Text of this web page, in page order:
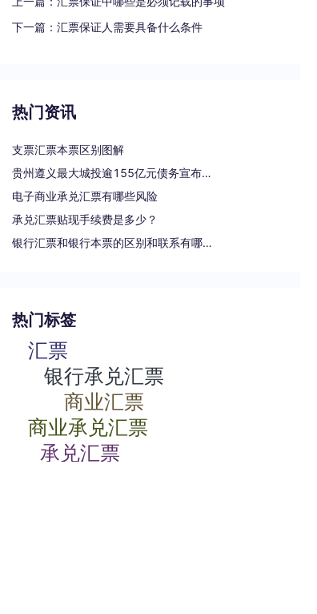
下一篇： 汇票保证人需要具备什么条件
热门资讯
支票汇票本票区别图解
贵州遵义最大城投逾155亿元债务宣布重组
电子商业承兑汇票有哪些风险
承兑汇票贴现手续费是多少？
银行汇票和银行本票的区别和联系有哪些（一文读懂支票、本票和汇票的区别）
热门标签
汇票
银行承兑汇票
商业汇票
商业承兑汇票
承兑汇票